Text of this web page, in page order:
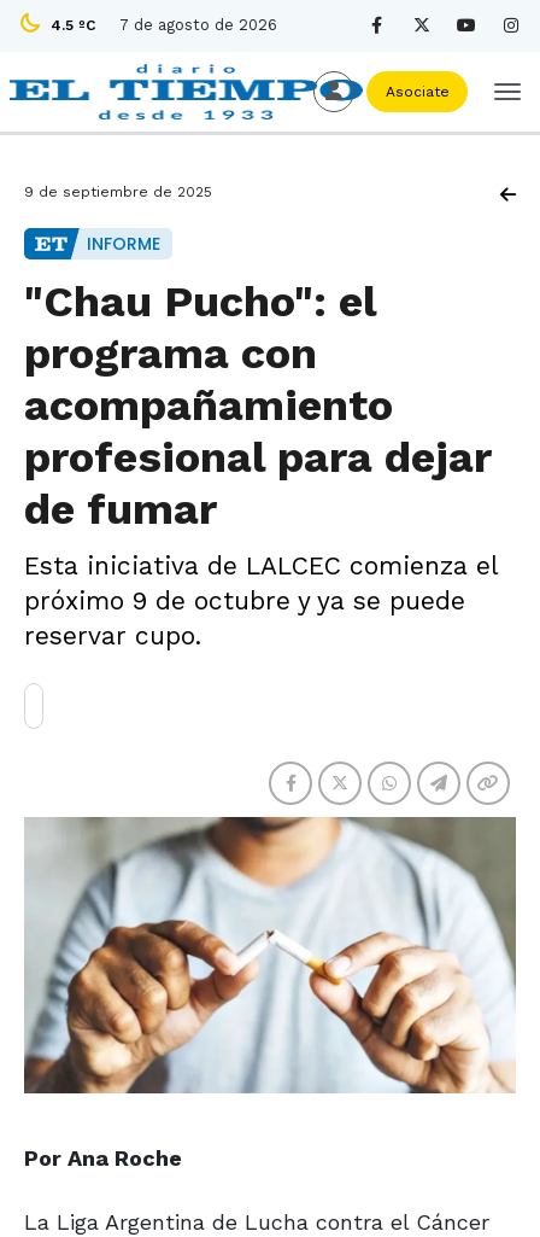
4.5 ºC 7 de agosto de 2026
Asociate
9 de septiembre de 2025
INFORME
"Chau Pucho": el
programa con
acompañamiento
profesional para dejar
de fumar
Esta iniciativa de LALCEC comienza el
próximo 9 de octubre y ya se puede
reservar cupo.
Por Ana Roche
La Liga Argentina de Lucha contra el Cáncer